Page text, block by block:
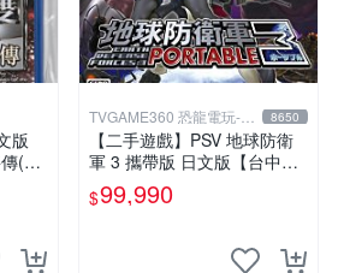
版
(遊
TVGAME360 恐龍電玩-台
中店
8650
【二手遊戲】PSV 地球防衛
軍 3 攜帶版 日文版【台中恐
龍電玩】
$99,990